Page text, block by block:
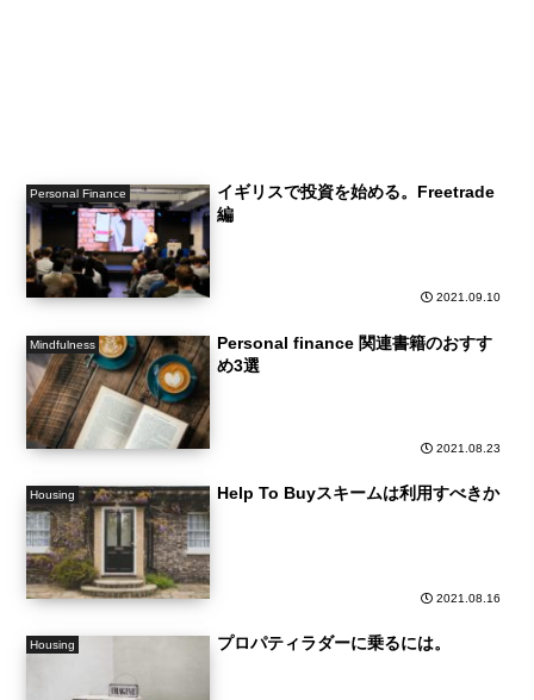
Personal Finance
イギリスで投資を始める。Freetrade
編
2021.09.10
Mindfulness
Personal finance 関連書籍のおすす
め3選
2021.08.23
Housing Help To Buyスキームは利用すべきか
2021.08.16
Housing プロパティラダーに乗るには。